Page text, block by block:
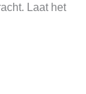
Laat het